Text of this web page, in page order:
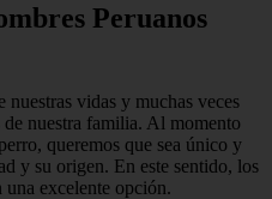
Peruanos
nuestras vidas y muchas veces
nuestra familia. Al momento
queremos que sea único y
y su origen. En este sentido, los
una excelente opción.